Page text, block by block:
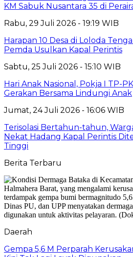
KM Sabuk Nusantara 35 di
Rabu, 29 Juli 2026 - 19:19 WIB
Harapan 10 Desa di Loloda
Pemda Usulkan Kapal Perintis
Sabtu, 25 Juli 2026 - 15:10 WIB
Hari Anak Nasional, Pokja I TP-
Gerakan Bersama Lindungi Anak
Jumat, 24 Juli 2026 - 16:06 WIB
Terisolasi Bertahun-tahun,
Nekat Hadang Kapal Perintis
Tinggi
Berita Terbaru
Daerah
Gempa 5,6 M Perparah